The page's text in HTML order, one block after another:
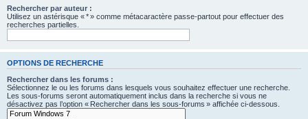
Rechercher par auteur :
Utilisez un astérisque « * » comme métacaractère passe-partout pour effectuer des
recherches partielles.
OPTIONS DE RECHERCHE
Rechercher dans les forums :
Sélectionnez le ou les forums dans lesquels vous souhaitez effectuer une recherche.
Les sous-forums seront automatiquement inclus dans la recherche si vous ne
désactivez pas l’option « Rechercher dans les sous-forums » affichée ci-dessous.